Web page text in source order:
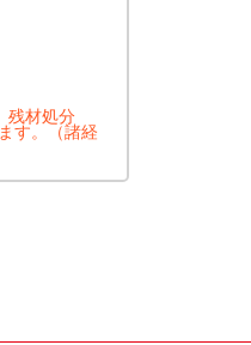
残材処分
す。（諸経